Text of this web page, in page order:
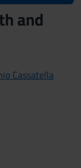
and
Cassatella